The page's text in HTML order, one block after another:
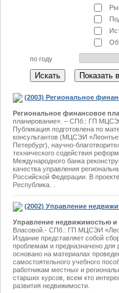
по году
(2003) Региональное
Региональное финансовое
планирование». – СПб.: ГП
Публикация подготовлена по
консультантов (МЦСЭИ
Петербург), научно-
технического содействия
Международного банка
качества управления
Российской Федерации. В
Республика. .
(2002) Управление
Управление недвижимостью
Власовой.- СПб.: ГП МЦСЭИ
Издание представляет собой
проблемам и предназначено для
основано на материалах
самостоятельного учебного
работникам местных и
старших курсов, всем кто
развития недвижимости.